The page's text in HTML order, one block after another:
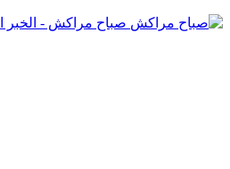
صباح مراكش - الخبر